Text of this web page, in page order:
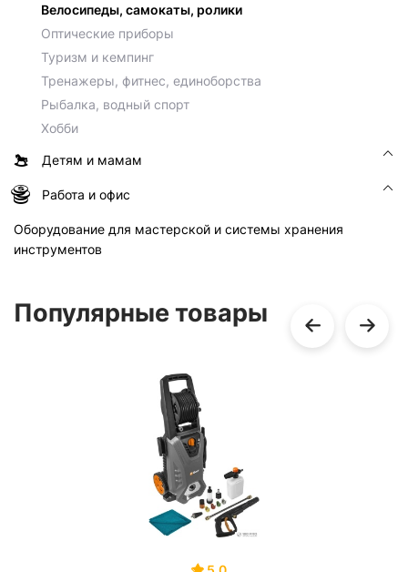
Велосипеды, самокаты, ролики
Оптические приборы
Туризм и кемпинг
Тренажеры, фитнес, единоборства
Рыбалка, водный спорт
Хобби
Детям и мамам
Работа и офис
Оборудование для мастерской и системы хранения
инструментов
Популярные товары